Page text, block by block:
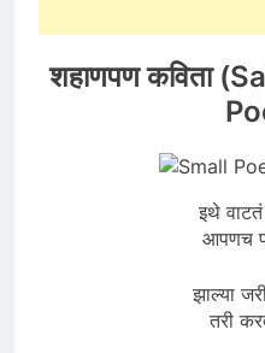
शहाणपण कविता
इथे
आपणच
झाल्या
तरी